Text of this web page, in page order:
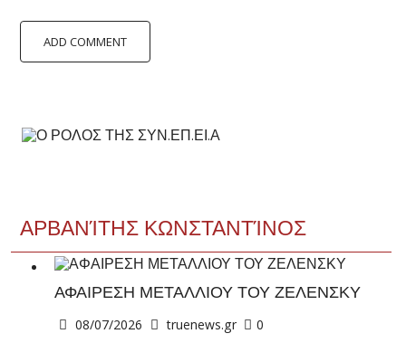
ΑΡΒΑΝΊΤΗΣ ΚΩΝΣΤΑΝΤΊΝΟΣ
ΑΦΑΙΡΕΣΗ ΜΕΤΑΛΛΙΟΥ ΤΟΥ ΖΕΛΕΝΣΚΥ
08/07/2026 truenews.gr
0